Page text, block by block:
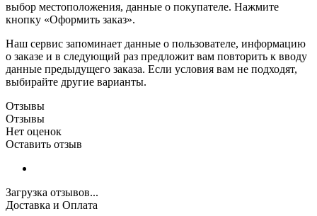
выбор местоположения, данные о покупателе. Нажмите
кнопку «Оформить заказ».
Наш сервис запоминает данные о пользователе, информацию
о заказе и в следующий раз предложит вам повторить к вводу
данные предыдущего заказа. Если условия вам не подходят,
выбирайте другие варианты.
Отзывы
Отзывы
Нет оценок
Оставить отзыв
Загрузка отзывов...
Доставка и Оплата